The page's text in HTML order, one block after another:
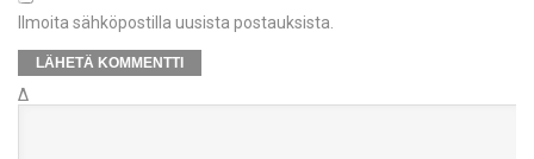
Ilmoita sähköpostilla uusista postauksista.
Δ